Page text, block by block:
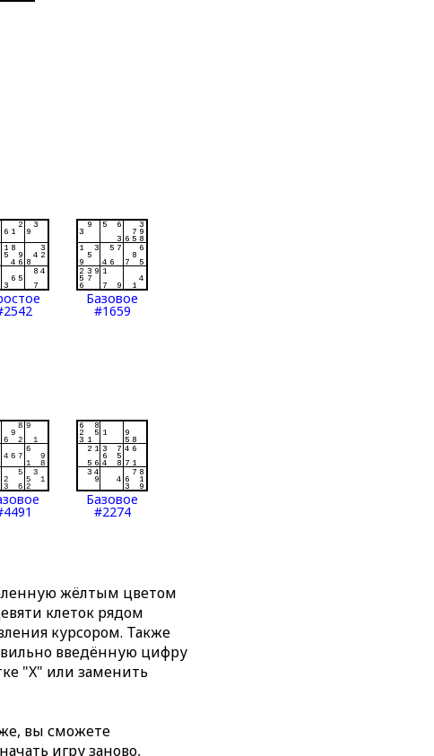
Базовое
#1659
Базовое
#2274
жёлтым цветом
клеток рядом
курсором. Также
введённую цифру
"X" или заменить
вы сможете
игру заново,